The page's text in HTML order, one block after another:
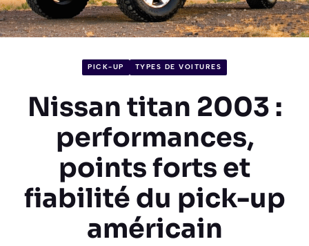
PICK-UP TYPES DE VOITURES
Nissan titan 2003 :
performances,
points forts et
fiabilité du pick-up
américain